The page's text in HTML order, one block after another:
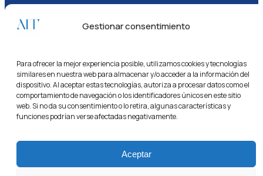
Gestionar consentimiento
Para ofrecer la mejor experiencia posible, utilizamos cookies y tecnologías
similares en nuestra web para almacenar y/o acceder a la información del
dispositivo. Al aceptar estas tecnologías, autoriza a procesar datos como el
comportamiento de navegación o los identificadores únicos en este sitio
web. Si no da su consentimiento o lo retira, algunas características y
funciones podrían verse afectadas negativamente.
Aceptar
Ecosistema
Masters
Legal
FAQs
Contacta
Política de cookies